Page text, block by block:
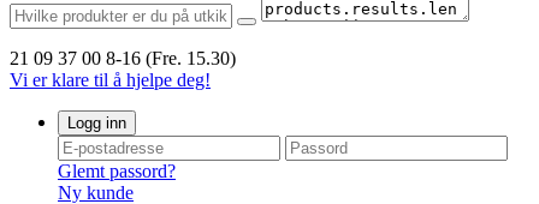
21 09 37 00 8-16 (Fre. 15.30)
Vi er klare til å hjelpe deg!
Logg inn
Glemt passord?
Ny kunde